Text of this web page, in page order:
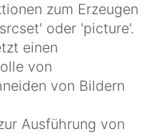
zum Erzeugen
oder 'picture'.
einen
von
von Bildern
Ausführung von